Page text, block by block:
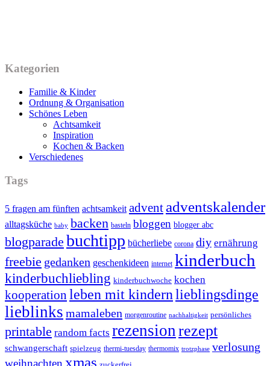
Kategorien
Familie & Kinder
Ordnung & Organisation
Schönes Leben
Achtsamkeit
Inspiration
Kochen & Backen
Verschiedenes
Tags
5 fragen am fünften achtsamkeit advent adventskalender
alltagsküche baby backen basteln bloggen blogger abc
blogparade buchtipp bücherliebe corona diy ernährung
freebie gedanken geschenkideen internet kinderbuch
kinderbuchliebling kinderbuchwoche kochen
kooperation leben mit kindernlieblingsdinge
lieblinks mamaleben morgenroutine nachhaltigkeit persönliches
printable random facts rezensionrezept
schwangerschaft spielzeug thermi-tuesday thermomix trotzphase verlosung
xmas